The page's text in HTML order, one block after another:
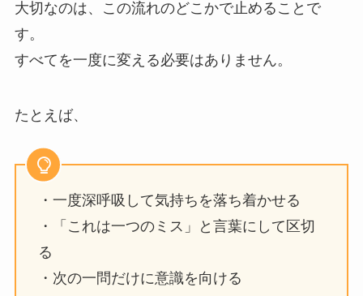
大切なのは、この流れのどこかで止めることで
す。
すべてを一度に変える必要はありません。
たとえば、
・一度深呼吸して気持ちを落ち着かせる
・「これは一つのミス」と言葉にして区切
る
・次の一問だけに意識を向ける